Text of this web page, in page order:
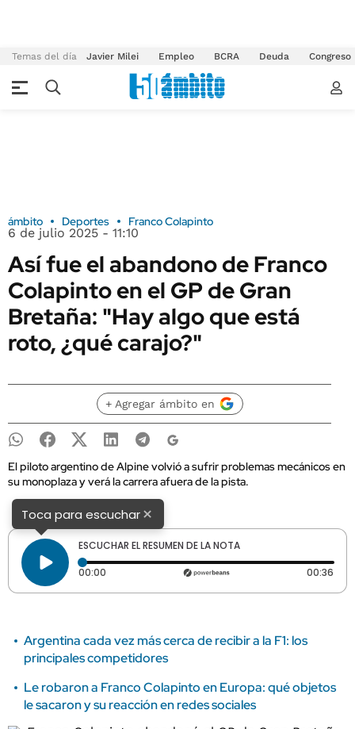
Temas del día Javier Milei Empleo BCRA Deuda Congreso
ámbito Deportes Franco Colapinto
6 de julio 2025 - 11:10
Así fue el abandono de Franco
Colapinto en el GP de Gran
Bretaña: "Hay algo que está
roto, ¿qué carajo?"
+ Agregar ámbito en
El piloto argentino de Alpine volvió a sufrir problemas mecánicos en
su monoplaza y verá la carrera afuera de la pista.
Toca para escuchar×
ESCUCHAR EL RESUMEN DE LA NOTA
00:00 Tiempo transcurrido: 0 segundos 00:36
Argentina cada vez más cerca de recibir a la F1: los
principales competidores
Le robaron a Franco Colapinto en Europa: qué objetos
le sacaron y su reacción en redes sociales